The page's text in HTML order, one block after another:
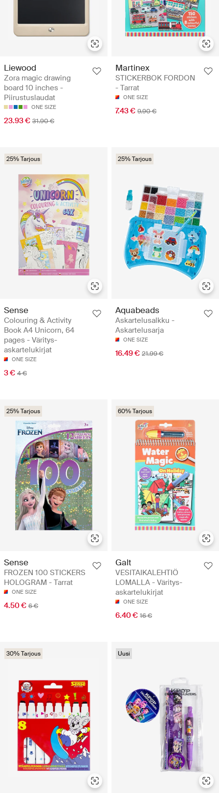
Liewood
Zora magic drawing
board 10 inches -
Piirustuslaudat
ONE SIZE
23.93 € 31.90 €
Martinex
STICKERBOK FORDON
- Tarrat
ONE SIZE
7.43 € 9.90 €
25% Tarjous
Sense
Colouring & Activity
Book A4 Unicorn, 64
pages - Väritys-
askartelukirjat
ONE SIZE
3 € 4 €
25% Tarjous
Aquabeads
Askartelusalkku -
Askartelusarja
ONE SIZE
16.49 € 21.99 €
25% Tarjous
Sense
FROZEN 100 STICKERS
HOLOGRAM - Tarrat
ONE SIZE
4.50 € 6 €
60% Tarjous
Galt
VESITAIKALEHTIÖ
LOMALLA - Väritys-
askartelukirjat
ONE SIZE
6.40 € 16 €
30% Tarjous Uusi